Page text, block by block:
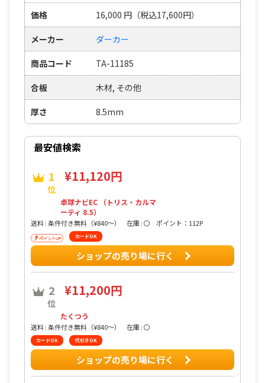
価格 16,000 円 （税込17,600円）
メーカー ダーカー
商品コード TA-11185
合板 木材, その他
厚さ 8.5mm
最安値検索
1
位
¥11,120円
卓球ナビEC （トリス・カルマ
ーティ 8.5）
送料 : 条件付き無料（¥840〜） 在庫 : 〇 ポイント：112P
カードOK
ショップの売り場に行く
2
位
¥11,200円
たくつう
送料 : 条件付き無料（¥840〜） 在庫 : 〇
カードOK 代引きOK
ショップの売り場に行く